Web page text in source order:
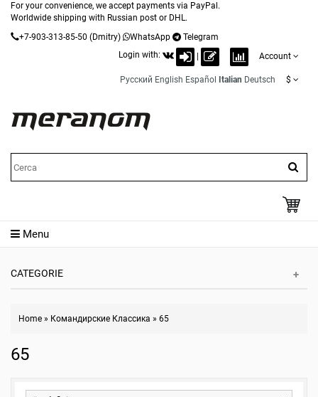
For your convenience, we accept payments via PayPal.
Worldwide shipping with Russian post or DHL.
+7-903-313-85-50 (Dmitry) WhatsApp
Telegram
Login with:
Account
Русский English Español Italian Deutsch $
Menu
CATEGORIE
Home » Командирские Классика » 65
65